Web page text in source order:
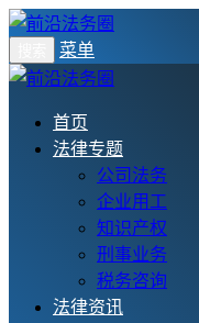
菜单
首页
法律专题
公司法务
企业用工
知识产权
刑事业务
税务咨询
法律资讯